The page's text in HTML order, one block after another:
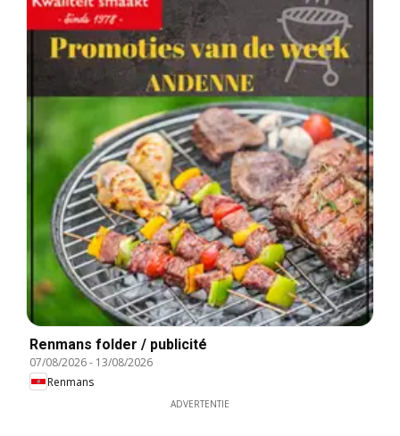
Renmans folder / publicité
07/08/2026- 13/08/2026
Renmans
ADVERTENTIE